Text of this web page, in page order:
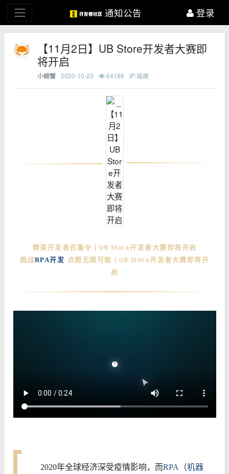
通知公告 登录
【11月2日】UB Store开发者大赛即
将开启
小螃蟹 2020-10-23 64186 IP:福建
精英开发者召集令丨 UB Store开发者大赛即将开启
挑战RPA开发·点燃无限可能丨UB Store开发者大赛即将开
启
2020年全球经济深受疫情影响，而RPA （机器